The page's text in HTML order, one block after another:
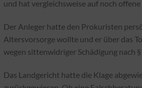
und hat vergleichsweise auf noch
Der Anleger hatte den Prokuristen
Altersvorsorge wollte und er über das
wegen sittenwidriger Schädigung nach §
Das Landgericht hatte die Klage